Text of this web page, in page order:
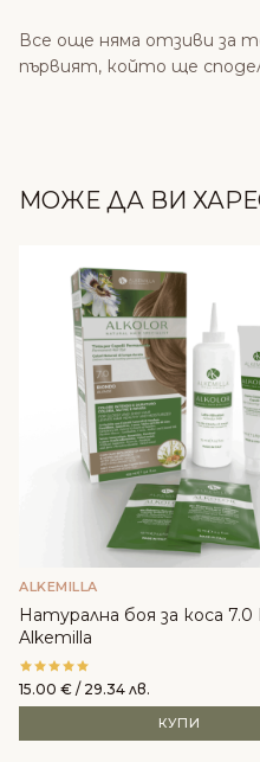
Все още няма отзиви за
първият, който ще
МОЖЕ ДА ВИ
ALKEMILLA
Натурална боя за коса
Alkemilla
15.00 € / 29.34 лв.
КУПИ